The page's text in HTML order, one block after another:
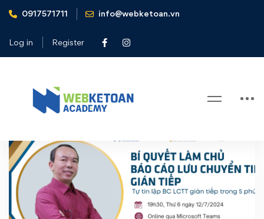
0917571711 info@webketoan.vn
Log in Register
Home lưu chuyển tiền tệ gián tiếp
Tag: lưu chuyển tiền tệ gián tiếp